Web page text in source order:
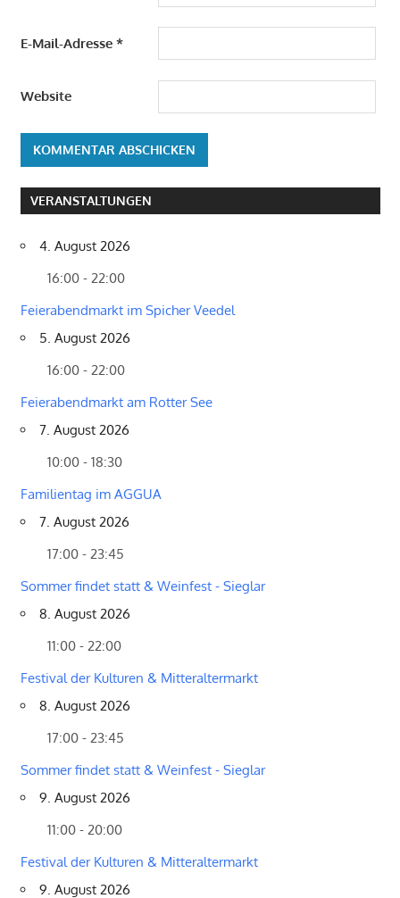
E-Mail-Adresse *
Website
VERANSTALTUNGEN
4. August 2026
16:00 - 22:00
Feierabendmarkt im Spicher Veedel
5. August 2026
16:00 - 22:00
Feierabendmarkt am Rotter See
7. August 2026
10:00 - 18:30
Familientag im AGGUA
7. August 2026
17:00 - 23:45
Sommer findet statt & Weinfest - Sieglar
8. August 2026
11:00 - 22:00
Festival der Kulturen & Mitteraltermarkt
8. August 2026
17:00 - 23:45
Sommer findet statt & Weinfest - Sieglar
9. August 2026
11:00 - 20:00
Festival der Kulturen & Mitteraltermarkt
9. August 2026